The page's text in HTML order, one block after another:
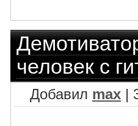
человек с
Добавил max |